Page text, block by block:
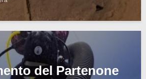
del Partenone